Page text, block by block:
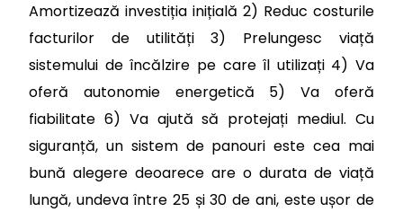
Amortizează investiția inițială 2) Reduc costurile
facturilor de utilități 3) Prelungesc viață
sistemului de încălzire pe care îl utilizați 4) Va
oferă autonomie energetică 5) Va oferă
fiabilitate 6) Va ajută să protejați mediul. Cu
siguranță, un sistem de panouri este cea mai
bună alegere deoarece are o durata de viață
lungă, undeva între 25 și 30 de ani, este ușor de